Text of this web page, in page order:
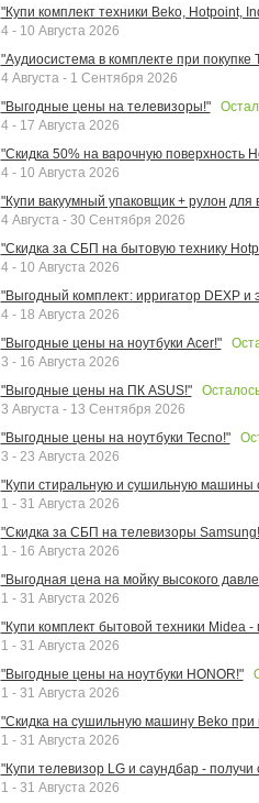
"Купи комплект техники Beko, Hotpoint,
4 - 10 Августа 2026
"Аудиосистема в комплекте при покупке
4 Августа - 1 Сентября 2026
"Выгодные цены на телевизоры!"
4 - 17 Августа 2026
"Скидка 50% на варочную поверхность
4 - 10 Августа 2026
"Купи вакуумный упаковщик + рулон для
4 Августа - 30 Сентября 2026
"Скидка за СБП на бытовую технику
4 - 10 Августа 2026
"Выгодный комплект: ирригатор DEXP и
4 - 18 Августа 2026
"Выгодные цены на ноутбуки Acer!"
3 - 16 Августа 2026
"Выгодные цены на ПК ASUS!"
3 Августа - 13 Сентября 2026
"Выгодные цены на ноутбуки Tecno!"
3 - 23 Августа 2026
"Купи стиральную и сушильную машины
1 - 31 Августа 2026
"Скидка за СБП на телевизоры
1 - 16 Августа 2026
"Выгодная цена на мойку высокого
1 - 31 Августа 2026
"Купи комплект бытовой техники Midea -
1 - 31 Августа 2026
"Выгодные цены на ноутбуки HONOR!"
1 - 31 Августа 2026
"Скидка на сушильную машину Beko
1 - 31 Августа 2026
"Купи телевизор LG и саундбар - получи
1 - 31 Августа 2026